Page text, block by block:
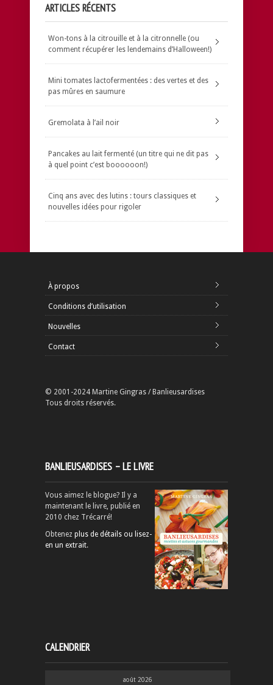
ARTICLES RÉCENTS
Won-tons à la citrouille et à la citronnelle (ou
comment récupérer les lendemains d’Halloween!)
Mini tomates lactofermentées : des vertes et des
pas mûres en saumure
Gremolata à l’ail noir
Pancakes au lait fermenté (un titre qui ne dit pas
à quel point c’est boooooon!)
Cinq ans avec des lutins : tours classiques et
nouvelles idées pour rigoler
À propos
Conditions d’utilisation
Nouvelles
Contact
© 2001-2024 Martine Gingras / Banlieusardises
Tous droits réservés.
BANLIEUSARDISES – LE LIVRE
Vous aimez le blogue? Il y a
maintenant le livre, publié en
2010 chez Trécarré!
Obtenez plus de détails ou lisez-
en un extrait.
CALENDRIER
août 2026